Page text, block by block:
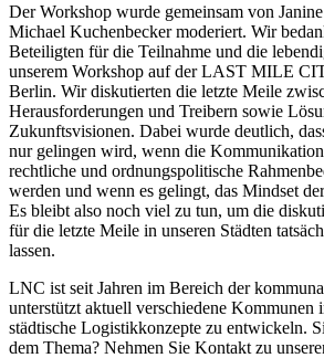
Der Workshop wurde gemeinsam von
Michael Kuchenbecker moderiert. Wir
Beteiligten für die Teilnahme und die
unserem Workshop auf der LAST MILE
Berlin. Wir diskutierten die letzte Meile
Herausforderungen und Treibern sowie
Zukunftsvisionen. Dabei wurde deutlich,
nur gelingen wird, wenn die
rechtliche und ordnungspolitische
werden und wenn es gelingt, das Mindset
Es bleibt also noch viel zu tun, um die
für die letzte Meile in unseren Städten
lassen.
LNC ist seit Jahren im Bereich der
unterstützt aktuell verschiedene Kommunen
städtische Logistikkonzepte zu entwickeln.
dem Thema? Nehmen Sie Kontakt zu